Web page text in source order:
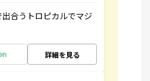
合うトロピカルでマジ
詳細を見る